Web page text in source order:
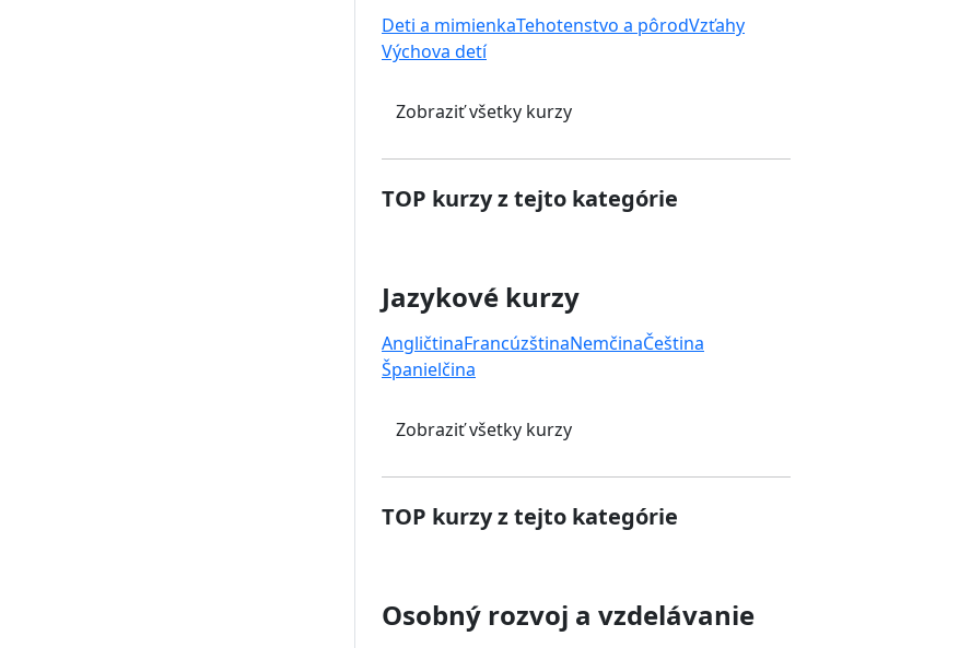
Deti a mimienkaTehotenstvo a pôrodVzťahy
Výchova detí
Zobraziť všetky kurzy
TOP kurzy z tejto kategórie
Jazykové kurzy
AngličtinaFrancúzštinaNemčinaČeština
Španielčina
Zobraziť všetky kurzy
TOP kurzy z tejto kategórie
Osobný rozvoj a vzdelávanie